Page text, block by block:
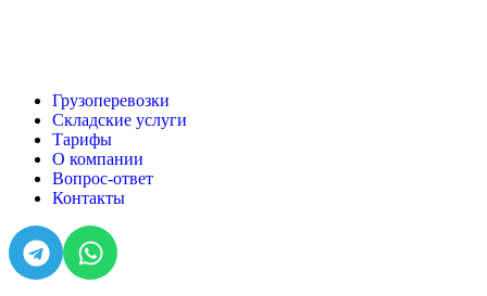
Грузоперевозки
Складские услуги
Тарифы
О компании
Вопрос-ответ
Контакты